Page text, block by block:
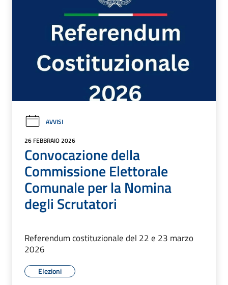
AVVISI
26 FEBBRAIO 2026
Convocazione della
Commissione Elettorale
Comunale per la Nomina
degli Scrutatori
Referendum costituzionale del 22 e 23 marzo
2026
Elezioni